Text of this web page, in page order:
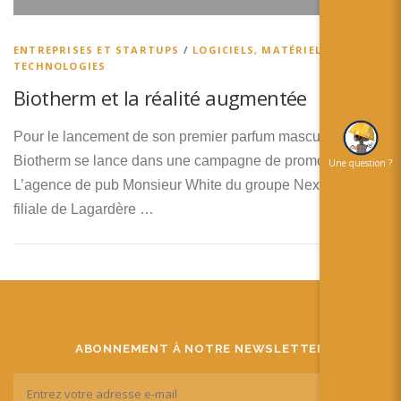
ENTREPRISES ET STARTUPS / LOGICIELS, MATÉRIELS ET
TECHNOLOGIES
Biotherm et la réalité augmentée
Pour le lancement de son premier parfum masculin, Force,
Biotherm se lance dans une campagne de promo en RA.
L’agence de pub Monsieur White du groupe NextEdia,
filiale de Lagardère …
ABONNEMENT À NOTRE NEWSLETTER
Une question ?